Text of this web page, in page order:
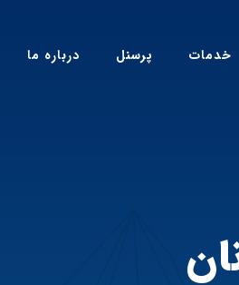
خدمات پرسنل درباره ما